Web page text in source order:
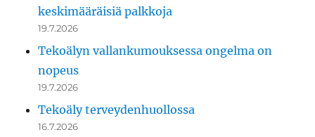
keskimääräisiä palkkoja
19.7.2026
Tekoälyn vallankumouksessa ongelma on
nopeus
19.7.2026
Tekoäly terveydenhuollossa
16.7.2026